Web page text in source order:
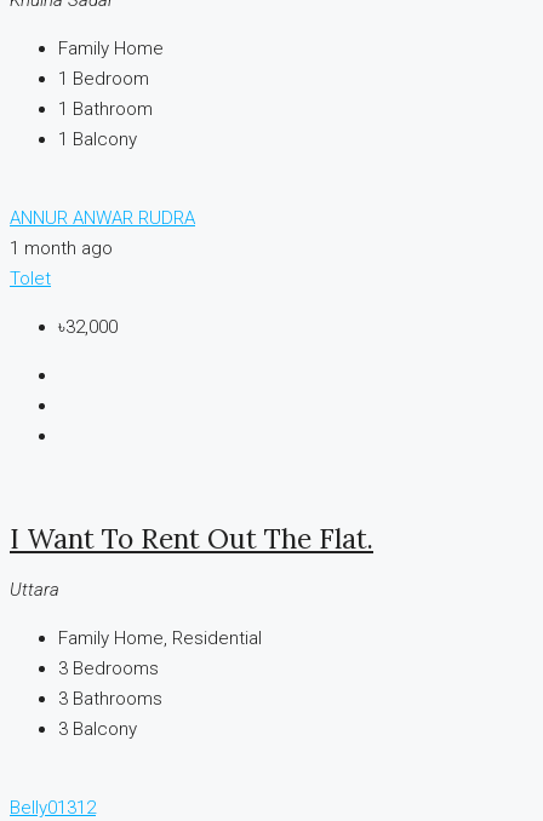
Family Home
1 Bedroom
1 Bathroom
1 Balcony
ANNUR ANWAR RUDRA
1 month ago
Tolet
৳32,000
I Want To Rent Out The Flat.
Uttara
Family Home, Residential
3 Bedrooms
3 Bathrooms
3 Balcony
Belly01312